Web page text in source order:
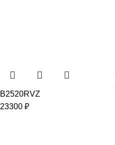
B2520RVZ
23300 ₽